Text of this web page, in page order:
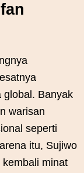
global. Banyak
warisan
seperti
itu, Sujiwo
minat